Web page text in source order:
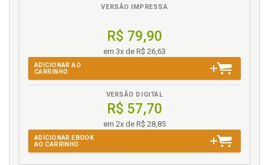
fenomenológico-existencial da tempestade e o
naufrágio em Turner: percepção da obra de arte e a
con-dição humana, p. 31
Mariana Cardoso Puchivailo. Música e cuidado em
saúde mental: feno-menologia de um grupo de
musicoterapia. Mariana Cardoso Puchivailo/ Adriano
Furtado Holanda, p. 83
VERSÃO IMPRESSA
R$ 79,90
em 3x de R$ 26,63
ADICIONAR AO
CARRINHO
VERSÃO DIGITAL
R$ 57,70
em 2x de R$ 28,85
ADICIONAR EBOOK
AO CARRINHO